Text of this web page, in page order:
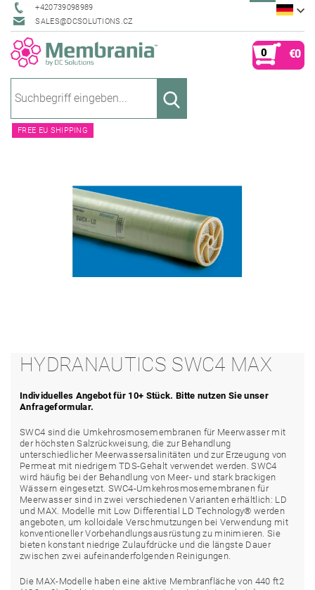
+420739098989
SALES@DCSOLUTIONS.CZ
0 €0
FREE EU SHIPPING
HYDRANAUTICS SWC4 MAX
Individuelles Angebot für 10+ Stück. Bitte nutzen Sie unser
Anfrageformular.
SWC4 sind die Umkehrosmosemembranen für Meerwasser mit
der höchsten Salzrückweisung, die zur Behandlung
unterschiedlicher Meerwassersalinitäten und zur Erzeugung von
Permeat mit niedrigem TDS-Gehalt verwendet werden. SWC4
wird häufig bei der Behandlung von Meer- und stark brackigen
Wässern eingesetzt. SWC4-Umkehrosmosemembranen für
Meerwasser sind in zwei verschiedenen Varianten erhältlich: LD
und MAX. Modelle mit Low Differential LD Technology® werden
angeboten, um kolloidale Verschmutzungen bei Verwendung mit
konventioneller Vorbehandlungsausrüstung zu minimieren. Sie
bieten konstant niedrige Zulaufdrücke und die längste Dauer
zwischen zwei aufeinanderfolgenden Reinigungen.
Die MAX-Modelle haben eine aktive Membranfläche von 440 ft2